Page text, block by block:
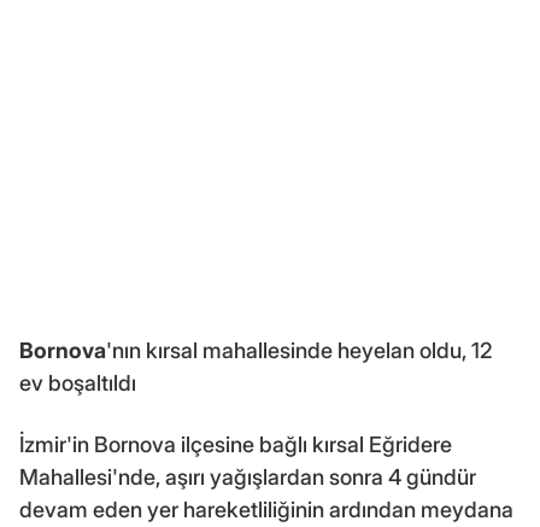
Bornova'nın kırsal mahallesinde heyelan oldu, 12
ev boşaltıldı
İzmir'in Bornova ilçesine bağlı kırsal Eğridere
Mahallesi'nde, aşırı yağışlardan sonra 4 gündür
devam eden yer hareketliliğinin ardından meydana